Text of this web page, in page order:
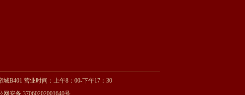
B401 营业时间：上午8：00-下午17：30
网安备 37060202001640号